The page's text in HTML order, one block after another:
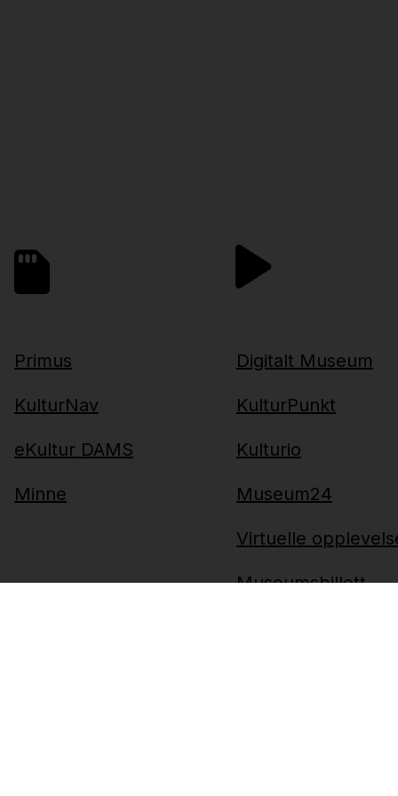
Primus
KulturNav
eKultur DAMS
Minne
Digitalt Museum
KulturPunkt
Kulturio
Museum24
Virtuelle
Museumsbillett